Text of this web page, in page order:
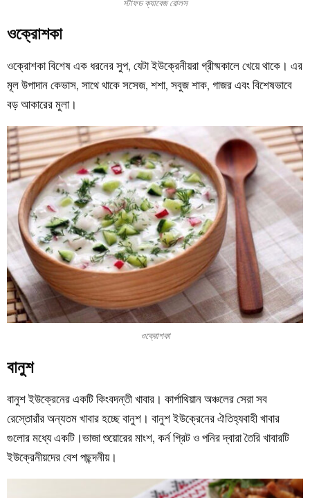
স্টাফড ক্যাবেজ রোলস
ওক্রোশকা
ওক্রোশকা বিশেষ এক ধরনের সুপ, যেটা ইউক্রেনীয়রা গ্রীষ্মকালে খেয়ে থাকে। এর
মূল উপাদান কেভাস, সাথে থাকে সসেজ, শশা, সবুজ শাক, গাজর এবং বিশেষভাবে
বড় আকারের মুলা।
ওক্রোশকা
বানুশ
বানুশ ইউক্রেনের একটি কিংবদন্তী খাবার। কার্পাথিয়ান অঞ্চলের সেরা সব
রেস্তোরাঁর অন্যতম খাবার হচ্ছে বানুশ। বানুশ ইউক্রেনের ঐতিহ্যবাহী খাবার
গুলোর মধ্যে একটি।ভাজা শুয়োরের মাংশ, কর্ন গ্রিট ও পনির দ্বারা তৈরি খাবারটি
ইউক্রেনীয়দের বেশ পছন্দনীয়।